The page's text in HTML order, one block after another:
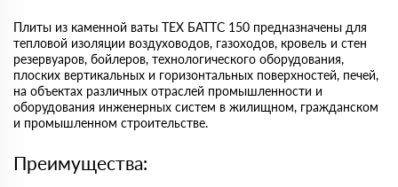
Плиты из каменной ваты ТЕХ БАТТС 150 предназначены для
тепловой изоляции воздуховодов, газоходов, кровель и стен
резервуаров, бойлеров, технологического оборудования,
плоских вертикальных и горизонтальных поверхностей, печей,
на объектах различных отраслей промышленности и
оборудования инженерных систем в жилищном, гражданском
и промышленном строительстве.
Преимущества: